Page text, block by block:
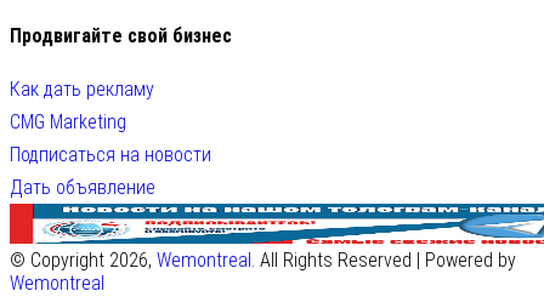
Продвигайте свой бизнес
Как дать рекламу
CMG Marketing
Подписаться на новости
Дать объявление
© Copyright 2026, Wemontreal. All Rights Reserved | Powered by
Wemontreal